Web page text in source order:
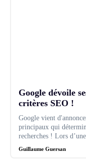
Google dévoile
critères SEO !
Google vient
principaux qui
recherches ! Lors
Guillaume Guersan